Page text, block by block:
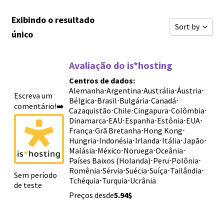
Exibindo o resultado
único
Sort by
Ordenar por
Novas
Ordenar por
Ordenar por
Sort by
Escreva um
comentário!➡️
Sem período
de teste
Avaliação do is*hosting
Centros de dados:
Alemanha⋅Argentina⋅Austrália⋅Áustria⋅
Bélgica⋅Brasil⋅Bulgária⋅Canadá⋅
Cazaquistão⋅Chile⋅Cingapura⋅Colômbia⋅
Dinamarca⋅EAU⋅Espanha⋅Estônia⋅EUA⋅
França⋅Grã Bretanha⋅Hong Kong⋅
Hungria⋅Indonésia⋅Irlanda⋅Itália⋅Japão⋅
Malásia⋅México⋅Noruega⋅Oceânia⋅
Países Baixos (Holanda)⋅Peru⋅Polônia⋅
Romênia⋅Sérvia⋅Suécia⋅Suíça⋅Tailândia⋅
Tchéquia⋅Turquia⋅Ucrânia
Preços desde5.94$